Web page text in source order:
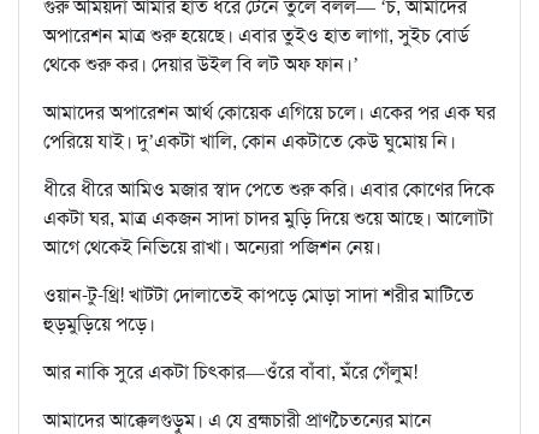
গুরু অমিয়দা আমার হাত ধরে টেনে তুলে বলল— ‘চ, আমাদের
অপারেশন মাত্র শুরু হয়েছে। এবার তুইও হাত লাগা, সুইচ বোর্ড
থেকে শুরু কর। দেয়ার উইল বি লট অফ ফান।’
আমাদের অপারেশন আর্থ কোয়েক এগিয়ে চলে। একের পর এক ঘর
পেরিয়ে যাই। দু’একটা খালি, কোন একটাতে কেউ ঘুমোয় নি।
ধীরে ধীরে আমিও মজার স্বাদ পেতে শুরু করি। এবার কোণের দিকে
একটা ঘর, মাত্র একজন সাদা চাদর মুড়ি দিয়ে শুয়ে আছে। আলোটা
আগে থেকেই নিভিয়ে রাখা। অন্যেরা পজিশন নেয়।
ওয়ান-টু-থ্রি! খাটটা দোলাতেই কাপড়ে মোড়া সাদা শরীর মাটিতে
হুড়মুড়িয়ে পড়ে।
আর নাকি সুরে একটা চিৎকার—ওঁরে বাঁবা, মঁরে গেঁলুম!
আমাদের আক্কেলগুড়ুম। এ যে ব্রহ্মচারী প্রাণচৈতন্যের মানে